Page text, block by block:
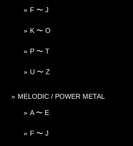
F 〜 J
K 〜 O
P 〜 T
U 〜 Z
MELODIC / POWER METAL
A 〜 E
F 〜 J